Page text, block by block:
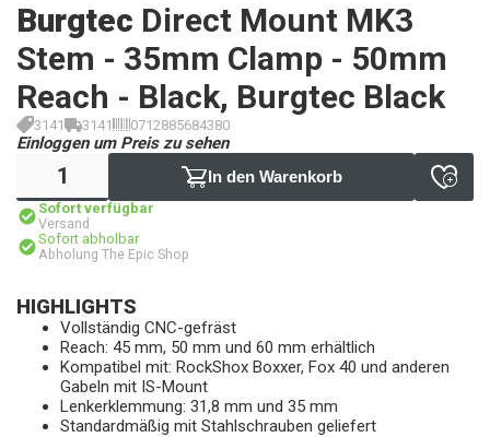
Burgtec Direct Mount MK3
Stem - 35mm Clamp - 50mm
Reach - Black, Burgtec Black
3141 3141 0712885684380
Einloggen um Preis zu sehen
In den Warenkorb
Sofort verfügbar
Versand
Sofort abholbar
Abholung The Epic Shop
HIGHLIGHTS
Vollständig CNC-gefräst
Reach: 45 mm, 50 mm und 60 mm erhältlich
Kompatibel mit: RockShox Boxxer, Fox 40 und anderen
Gabeln mit IS-Mount
Lenkerklemmung: 31,8 mm und 35 mm
Standardmäßig mit Stahlschrauben geliefert